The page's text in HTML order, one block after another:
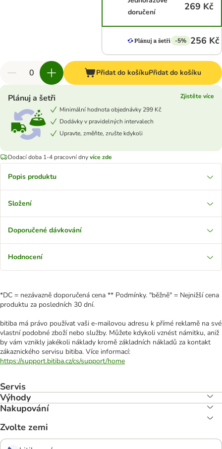
doručení
269 Kč
-5% 256 Kč
Přidat do košíkuPřidat do košíku
Plánuj a šetři
Zjistěte více
Minimální hodnota objednávky 299 Kč
Dodávky v pravidelných intervalech
Upravte, změňte, zrušte kdykoli
Dodací doba 1-4 pracovní dnyvíce zde
Popis produktu
Složení
Doporučené dávkování
Hodnocení
*DC = nezávazně doporučená cena ** Podmínky. "běžně" = Nejnižší cena
produktu za posledních 30 dní.
bitiba má právo používat vaši e-mailovou adresu k přímé reklamě na své
vlastní podobné zboží nebo služby. Můžete kdykoli vznést námitku, aniž
by vám vznikly jakékoli náklady kromě základních nákladů za kontakt
zákaznického servisu bitiba. Více informací:
https://support.bitiba.cz/cs/support/home
Servis
Výhody
Nakupování
Zvolte zemi